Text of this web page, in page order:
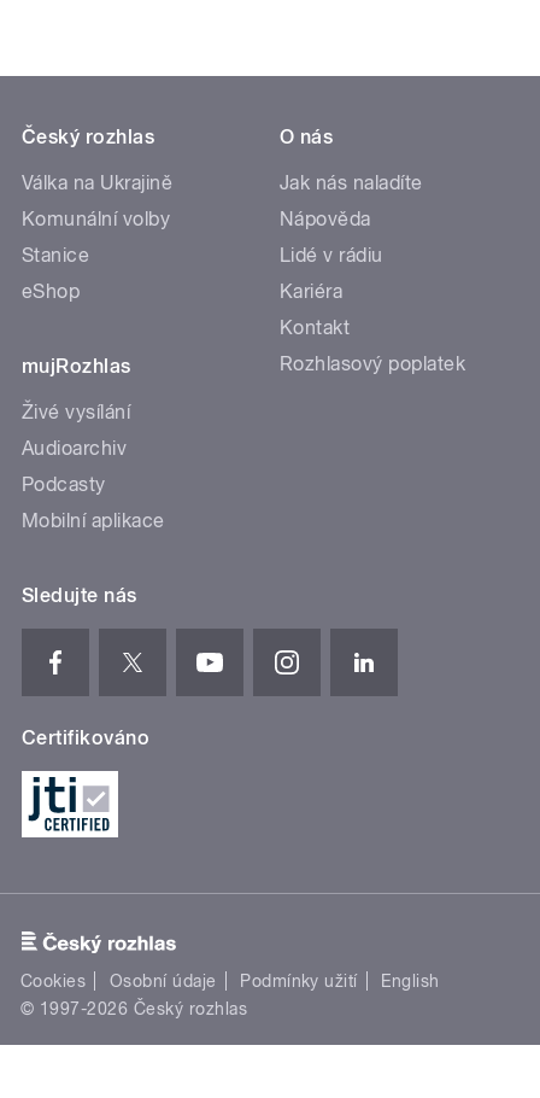
Český rozhlas
Válka na Ukrajině
Komunální volby
Stanice
eShop
mujRozhlas
Živé vysílání
Audioarchiv
Podcasty
Mobilní aplikace
O nás
Jak nás naladíte
Nápověda
Lidé v rádiu
Kariéra
Kontakt
Rozhlasový poplatek
Sledujte nás
Certifikováno
Cookies Osobní údaje Podmínky užití
English
© 1997-2026 Český rozhlas